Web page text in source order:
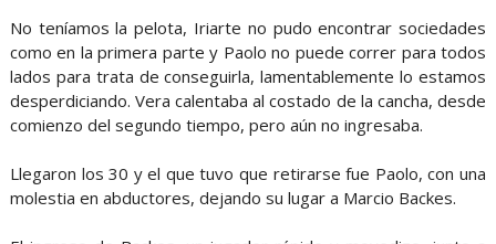
No teníamos la pelota, Iriarte no pudo encontrar sociedades
como en la primera parte y Paolo no puede correr para todos
lados para trata de conseguirla, lamentablemente lo estamos
desperdiciando. Vera calentaba al costado de la cancha, desde
comienzo del segundo tiempo, pero aún no ingresaba.
Llegaron los 30 y el que tuvo que retirarse fue Paolo, con una
molestia en abductores, dejando su lugar a Marcio Backes.